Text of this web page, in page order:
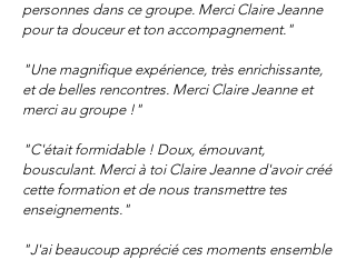
personnes dans ce groupe. Merci Claire Jeanne
pour ta douceur et ton accompagnement."
"Une magnifique expérience, très enrichissante,
et de belles rencontres. Merci Claire Jeanne et
merci au groupe !"
"C'était formidable ! Doux, émouvant,
bousculant. Merci à toi Claire Jeanne d'avoir créé
cette formation et de nous transmettre tes
enseignements."
"J'ai beaucoup apprécié ces moments ensemble